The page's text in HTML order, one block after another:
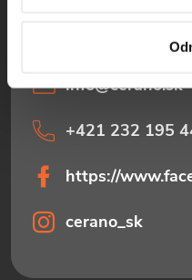
info@cerano.sk
+421 232 195
https://
cerano_sk